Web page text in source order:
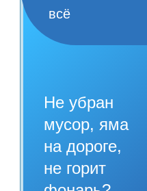
всё
Не убран
мусор, яма
на дороге,
не горит